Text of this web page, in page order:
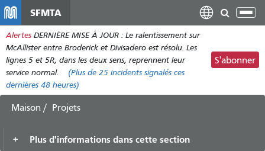
contenu
principal
SFMTA
Alertes DERNIÈRE MISE À JOUR : Le ralentissement sur
McAllister entre Broderick et Divisadero est résolu. Les
lignes 5 et 5R, dans les deux sens, reprennent leur
service normal.
(Plus de 25 incidents signalés ces
dernières 48 heures)
S'abonner
Maison Projets
Plus d'informations dans cette section